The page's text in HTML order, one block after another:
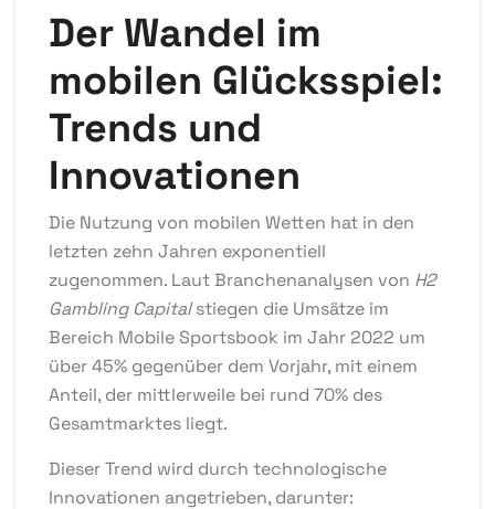
Der Wandel im
mobilen Glücksspiel:
Trends und
Innovationen
Die Nutzung von mobilen Wetten hat in den
letzten zehn Jahren exponentiell
zugenommen. Laut Branchenanalysen von H2
Gambling Capitalstiegen die Umsätze im
Bereich Mobile Sportsbook im Jahr 2022 um
über45% gegenüber dem Vorjahr, mit einem
Anteil, der mittlerweile bei rund 70% des
Gesamtmarktes liegt.
Dieser Trend wird durch technologische
Innovationen angetrieben, darunter: